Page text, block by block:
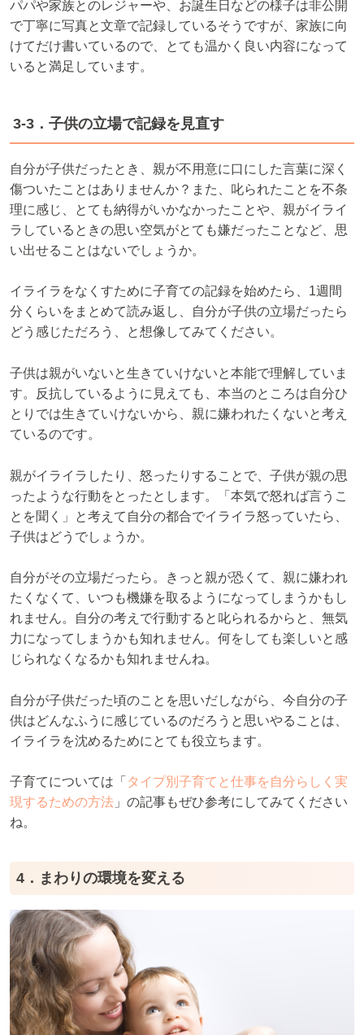
パパや家族とのレジャーや、お誕生日などの様子は非公開
で丁寧に写真と文章で記録しているそうですが、家族に向
けてだけ書いているので、とても温かく良い内容になって
いると満足しています。
3-3．子供の立場で記録を見直す
自分が子供だったとき、親が不用意に口にした言葉に深く
傷ついたことはありませんか？また、叱られたことを不条
理に感じ、とても納得がいかなかったことや、親がイライ
ラしているときの思い空気がとても嫌だったことなど、思
い出せることはないでしょうか。
イライラをなくすために子育ての記録を始めたら、1週間
分くらいをまとめて読み返し、自分が子供の立場だったら
どう感じただろう、と想像してみてください。
子供は親がいないと生きていけないと本能で理解していま
す。反抗しているように見えても、本当のところは自分ひ
とりでは生きていけないから、親に嫌われたくないと考え
ているのです。
親がイライラしたり、怒ったりすることで、子供が親の思
ったような行動をとったとします。「本気で怒れば言うこ
とを聞く」と考えて自分の都合でイライラ怒っていたら、
子供はどうでしょうか。
自分がその立場だったら。きっと親が恐くて、親に嫌われ
たくなくて、いつも機嫌を取るようになってしまうかもし
れません。自分の考えで行動すると叱られるからと、無気
力になってしまうかも知れません。何をしても楽しいと感
じられなくなるかも知れませんね。
自分が子供だった頃のことを思いだしながら、今自分の子
供はどんなふうに感じているのだろうと思いやることは、
イライラを沈めるためにとても役立ちます。
子育てについては「 タイプ別子育てと仕事を自分らしく実
現するための方法 」の記事もぜひ参考にしてみてください
ね。
4．まわりの環境を変える